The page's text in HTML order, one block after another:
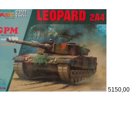
5150,00